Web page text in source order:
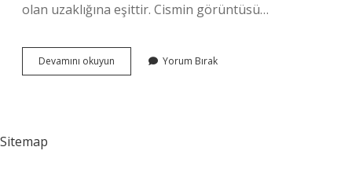
olan uzaklığına eşittir. Cismin görüntüsü…
Devamını okuyun
Aynaya
Yorum Bırak
Sitemap